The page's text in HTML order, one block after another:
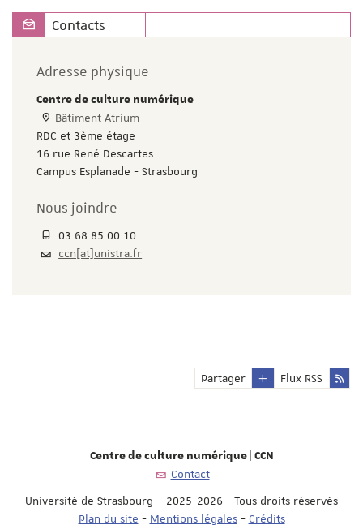
Contacts
Adresse physique
Centre de culture numérique
Bâtiment Atrium
RDC et 3ème étage
16 rue René Descartes
Campus Esplanade - Strasbourg
Nous joindre
03 68 85 00 10
ccn[at]unistra.fr
Partager Flux RSS
Centre de culture numérique | CCN
Contact
Université de Strasbourg – 2025-2026 - Tous droits réservés
Plan du site - Mentions légales- Crédits